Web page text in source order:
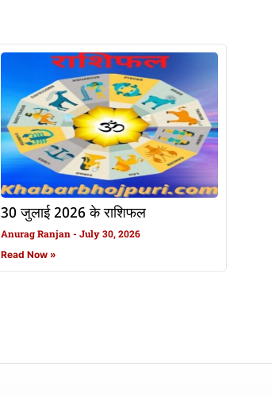
30 जुलाई 2026 के राशिफल
Anurag Ranjan July 30, 2026
Read Now »